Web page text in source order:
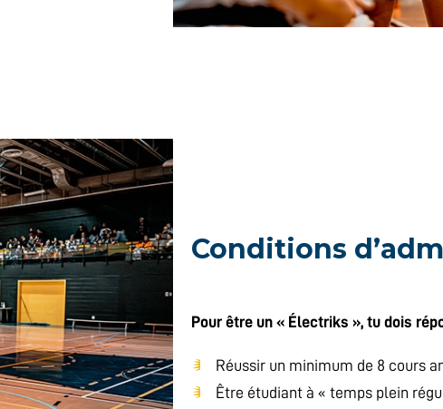
Conditions
Pour être un « Électriks », tu dois
Réussir un minimum de 8 cours
Être étudiant à « temps plein